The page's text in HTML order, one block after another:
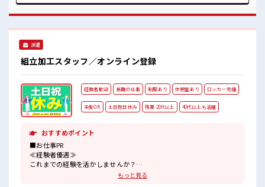
ッカー完備！ 荷物が多くても安心ですね★
派遣
組立加工スタッフ／オンライン登録
経験者歓迎 長期の仕事 制服あり 休憩室あり ロッカー完備
染髪OK 土日祝日休み 残業 20H以上 40代以上も活躍
おすすめポイント
■お仕事PR
≪経験者優遇≫
これまでの経験を活かしませんか？
もっと見る